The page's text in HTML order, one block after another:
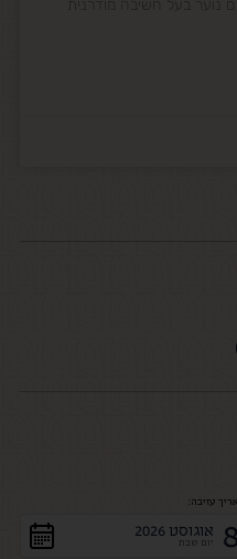
עזיבה:
8 אוגוסט 2026
יום שבת